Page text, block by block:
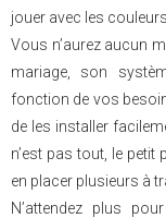
jouer avec les
Vous n’aurez aucun
mariage, son
fonction de vos
de les installer
n’est pas tout, le
en placer plusieurs à
N’attendez plus